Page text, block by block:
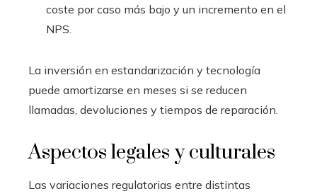
coste por caso más bajo y un incremento en el
NPS.
La inversión en estandarización y tecnología
puede amortizarse en meses si se reducen
llamadas, devoluciones y tiempos de reparación.
Aspectos legales y culturales
Las variaciones regulatorias entre distintas